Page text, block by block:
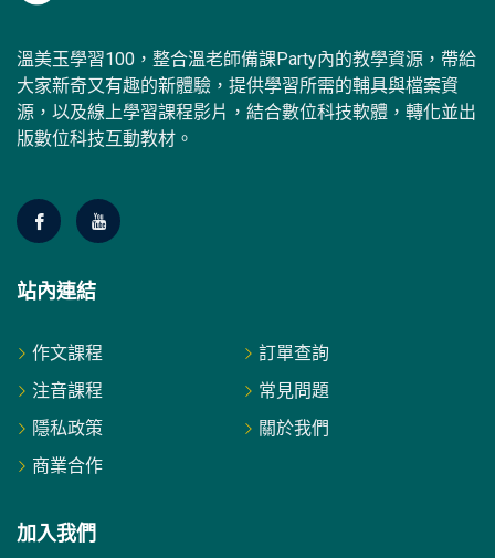
溫美玉學習100，整合溫老師備課Party內的教學資源，帶給
大家新奇又有趣的新體驗，提供學習所需的輔具與檔案資
源，以及線上學習課程影片，結合數位科技軟體，轉化並出
版數位科技互動教材。
站內連結
作文課程
訂單查詢
注音課程
常見問題
隱私政策
關於我們
商業合作
加入我們